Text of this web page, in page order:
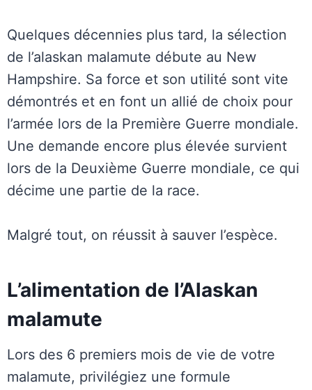
Quelques décennies plus tard, la sélection
de l’alaskan malamute débute au New
Hampshire. Sa force et son utilité sont vite
démontrés et en font un allié de choix pour
l’armée lors de la Première Guerre mondiale.
Une demande encore plus élevée survient
lors de la Deuxième Guerre mondiale, ce qui
décime une partie de la race.
Malgré tout, on réussit à sauver l’espèce.
L’alimentation de l’Alaskan
malamute
Lors des 6 premiers mois de vie de votre
malamute, privilégiez une formule